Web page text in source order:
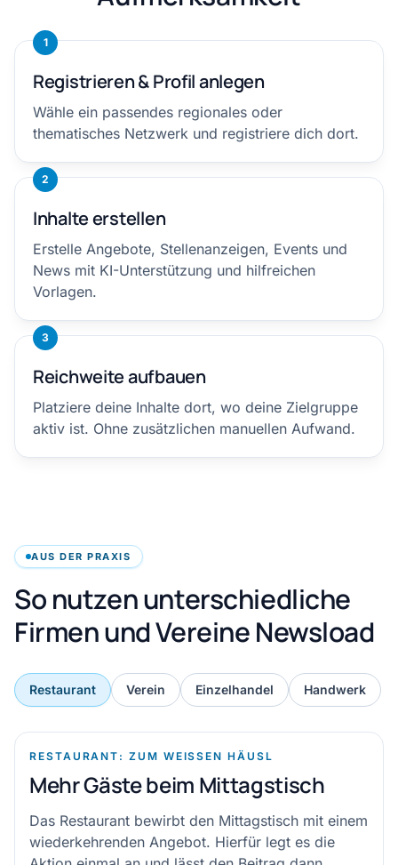
1
Registrieren & Profil anlegen
Wähle ein passendes regionales oder
thematisches Netzwerk und registriere dich dort.
2
Inhalte erstellen
Erstelle Angebote, Stellenanzeigen, Events und
News mit KI-Unterstützung und hilfreichen
Vorlagen.
3
Reichweite aufbauen
Platziere deine Inhalte dort, wo deine Zielgruppe
aktiv ist. Ohne zusätzlichen manuellen Aufwand.
AUS DER PRAXIS
So nutzen unterschiedliche
Firmen und Vereine Newsload
Restaurant Verein Einzelhandel Handwerk
RESTAURANT: ZUM WEISSEN HÄUSL
Mehr Gäste beim Mittagstisch
Das Restaurant bewirbt den Mittagstisch mit einem
wiederkehrenden Angebot. Hierfür legt es die